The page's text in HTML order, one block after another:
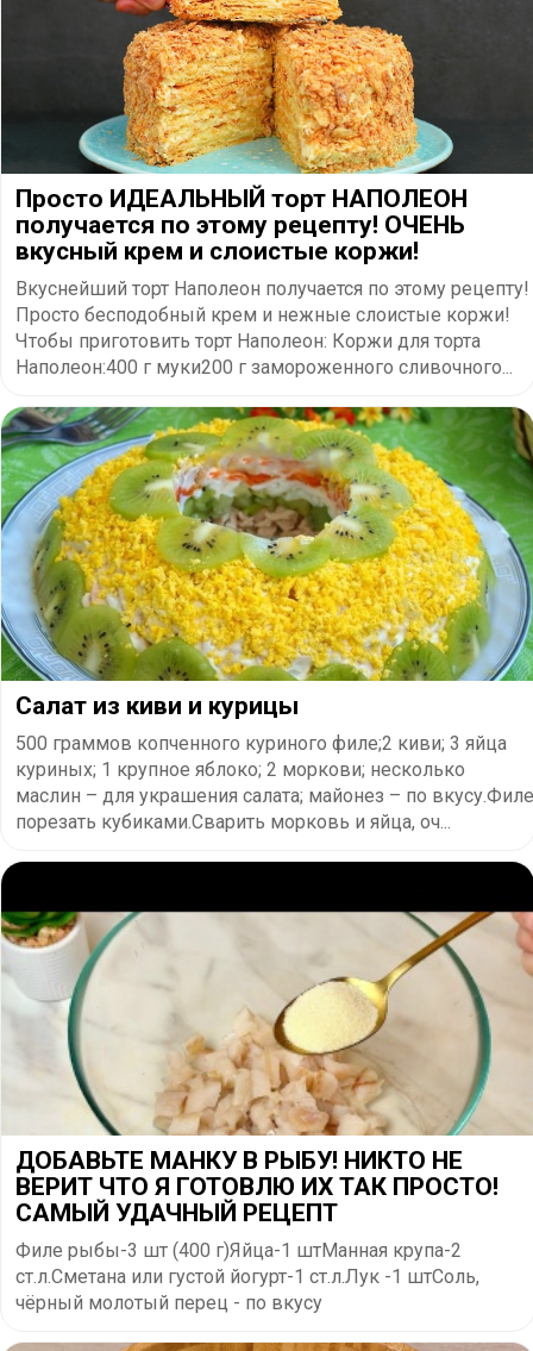
Просто ИДЕАЛЬНЫЙ торт НАПОЛЕОН
получается по этому рецепту! ОЧЕНЬ
вкусный крем и слоистые коржи!
Вкуснейший торт Наполеон получается по этому рецепту!
Просто бесподобный крем и нежные слоистые коржи!
Чтобы приготовить торт Наполеон: Коржи для торта
Наполеон:400 г муки200 г замороженного сливочного...
Салат из киви и курицы
500 граммов копченного куриного филе;2 киви; 3 яйца
куриных; 1 крупное яблоко; 2 моркови; несколько
маслин – для украшения салата; майонез – по вкусу.Филе
порезать кубиками.Сварить морковь и яйца, оч...
ДОБАВЬТЕ МАНКУ В РЫБУ! НИКТО НЕ
ВЕРИТ ЧТО Я ГОТОВЛЮ ИХ ТАК ПРОСТО!
САМЫЙ УДАЧНЫЙ РЕЦЕПТ
Филе рыбы-3 шт (400 г)Яйца-1 штМанная крупа-2
ст.л.Сметана или густой йогурт-1 ст.л.Лук -1 штСоль,
чёрный молотый перец - по вкусу